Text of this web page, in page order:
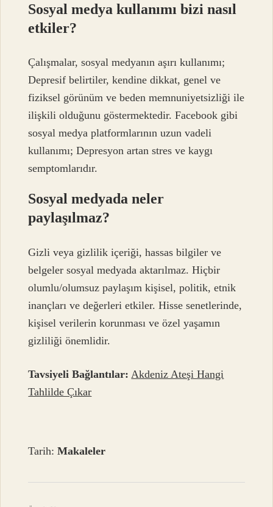
Sosyal medya kullanımı bizi nasıl
etkiler?
Çalışmalar, sosyal medyanın aşırı kullanımı;
Depresif belirtiler, kendine dikkat, genel ve
fiziksel görünüm ve beden memnuniyetsizliği ile
ilişkili olduğunu göstermektedir. Facebook gibi
sosyal medya platformlarının uzun vadeli
kullanımı; Depresyon artan stres ve kaygı
semptomlarıdır.
Sosyal medyada neler
paylaşılmaz?
Gizli veya gizlilik içeriği, hassas bilgiler ve
belgeler sosyal medyada aktarılmaz. Hiçbir
olumlu/olumsuz paylaşım kişisel, politik, etnik
inançları ve değerleri etkiler. Hisse senetlerinde,
kişisel verilerin korunması ve özel yaşamın
gizliliği önemlidir.
Tavsiyeli Bağlantılar: Akdeniz Ateşi Hangi
Tahlilde Çıkar
Tarih:Makaleler